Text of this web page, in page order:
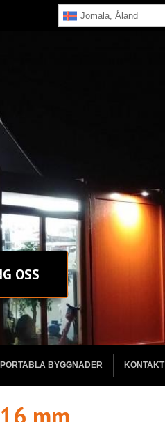
Jomala, Åland
OSS
PORTABLA BYGGNADER KONTAKT
mm